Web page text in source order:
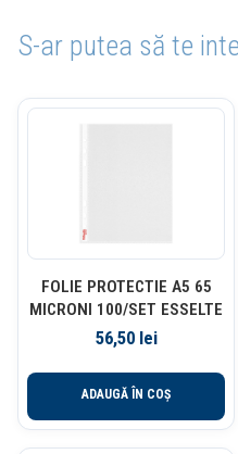
S-ar putea să te
FOLIE PROTECTIE A5 65
MICRONI 100/SET ESSELTE
56,50 lei
ADAUGĂ ÎN COȘ